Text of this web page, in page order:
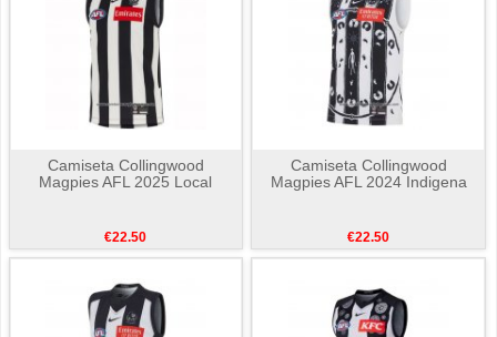
Camiseta Collingwood
Magpies AFL 2025 Local
€22.50
Camiseta Collingwood
Magpies AFL 2024 Indigena
€22.50